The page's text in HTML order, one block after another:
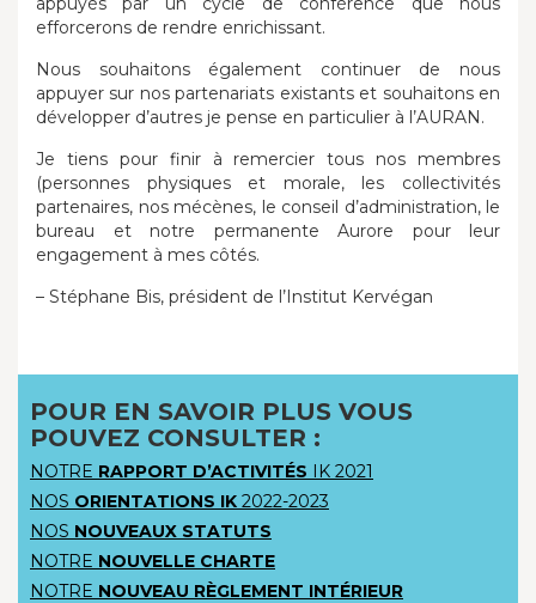
efforcerons de rendre enrichissant.
Nous souhaitons également continuer de nous
appuyer sur nos partenariats existants et souhaitons en
développer d’autres je pense en particulier à l’AURAN.
Je tiens pour finir à remercier tous nos membres
(personnes physiques et morale, les collectivités
partenaires, nos mécènes, le conseil d’administration, le
bureau et notre permanente Aurore pour leur
engagement à mes côtés.
– Stéphane Bis, président de l’Institut Kervégan
POUR EN SAVOIR PLUS VOUS
POUVEZ CONSULTER :
NOTRE RAPPORT D’ACTIVITÉS IK 2021
NOS ORIENTATIONS IK 2022-2023
NOS NOUVEAUX STATUTS
NOTRE NOUVELLE CHARTE
NOTRE NOUVEAU RÈGLEMENT INTÉRIEUR